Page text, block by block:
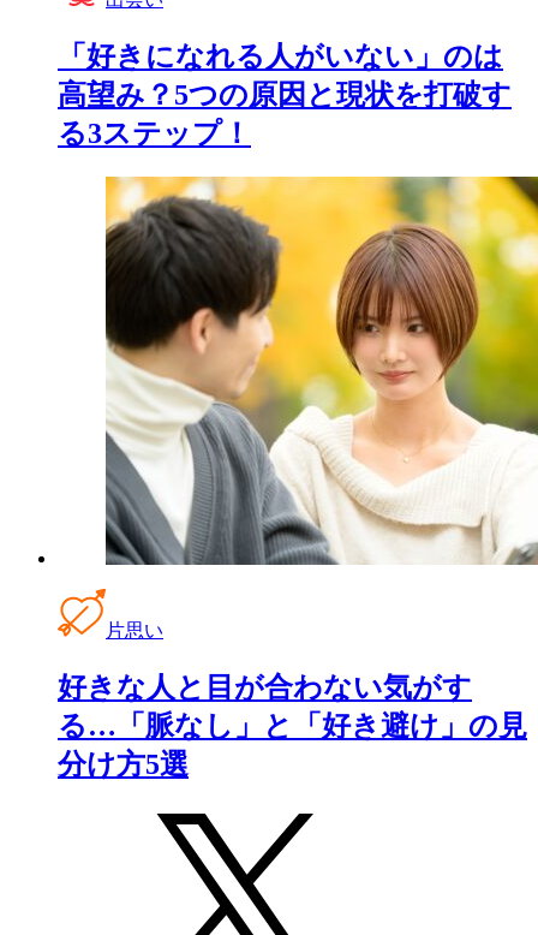
「好きになれる人がいない」のは
高望み？5つの原因と現状を打破す
る3ステップ！
片思い
好きな人と目が合わない気がす
る…「脈なし」と「好き避け」の見
分け方5選